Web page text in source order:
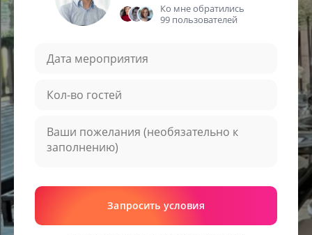
Ко мне обратились
99 пользователей
Запросить условия